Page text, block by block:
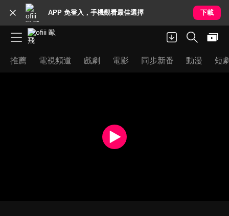
APP 免登入，手機觀看最佳選擇 下載
推薦 電視頻道 戲劇 電影 同步新番 動漫 短